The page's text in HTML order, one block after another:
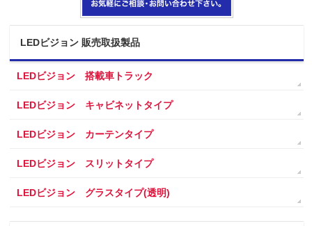
LEDビジョン 販売取扱製品
LEDビジョン 搭載車トラック
LEDビジョン キャビネットタイプ
LEDビジョン カーテンタイプ
LEDビジョン スリットタイプ
LEDビジョン グラスタイプ(透明)